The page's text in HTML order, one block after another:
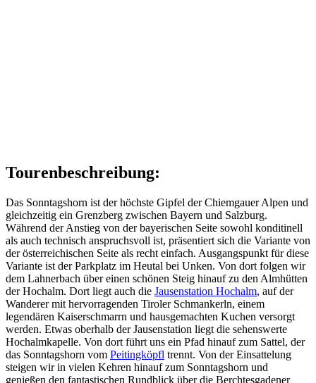
Tourenbeschreibung:
Das Sonntagshorn ist der höchste Gipfel der Chiemgauer Alpen und
gleichzeitig ein Grenzberg zwischen Bayern und Salzburg.
Während der Anstieg von der bayerischen Seite sowohl konditinell
als auch technisch anspruchsvoll ist, präsentiert sich die Variante von
der österreichischen Seite als recht einfach. Ausgangspunkt für diese
Variante ist der Parkplatz im Heutal bei Unken. Von dort folgen wir
dem Lahnerbach über einen schönen Steig hinauf zu den Almhütten
der Hochalm. Dort liegt auch die Jausenstation Hochalm, auf der
Wanderer mit hervorragenden Tiroler Schmankerln, einem
legendären Kaiserschmarrn und hausgemachten Kuchen versorgt
werden. Etwas oberhalb der Jausenstation liegt die sehenswerte
Hochalmkapelle. Von dort führt uns ein Pfad hinauf zum Sattel, der
das Sonntagshorn vom Peitingköpfl trennt. Von der Einsattelung
steigen wir in vielen Kehren hinauf zum Sonntagshorn und
genießen den fantastischen Rundblick über die Berchtesgadener